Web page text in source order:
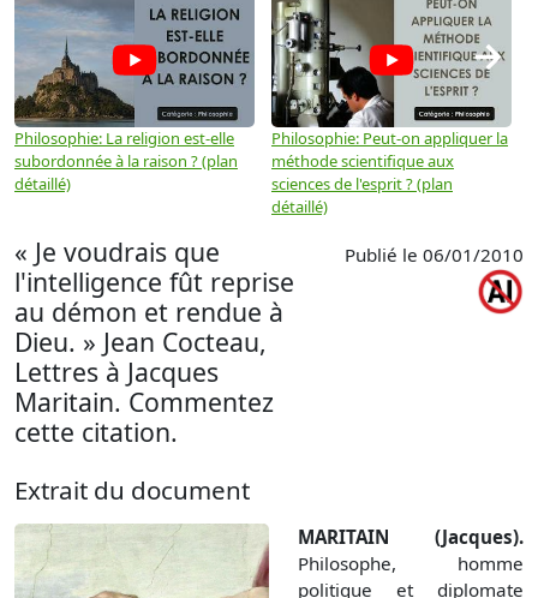
Philosophie: La religion est-elle
subordonnée à la raison ? (plan
détaillé)
Philosophie: Peut-on appliquer la
méthode scientifique aux
sciences de l'esprit ? (plan
détaillé)
→
« Je voudrais que
l'intelligence fût reprise
au démon et rendue à
Dieu. » Jean Cocteau,
Lettres à Jacques
Maritain. Commentez
cette citation.
Publié le 06/01/2010
Extrait du document
MARITAIN (Jacques).
Philosophe, homme
politique et diplomate